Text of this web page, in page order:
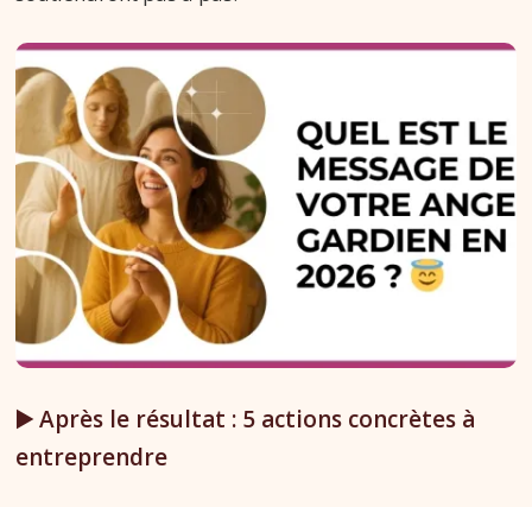
▶️ Après le résultat : 5 actions concrètes à
entreprendre